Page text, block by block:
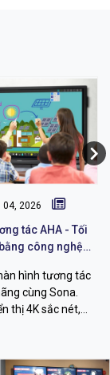
04, 2026
tác AHA - Tối
công nghệ
hình tương tác
cùng Sona.
thị 4K sắc nét,
hiện đại.